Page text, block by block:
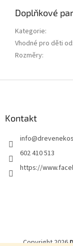
Doplňkové
Kategorie:
Vhodné pro děti od
Rozměry:
Kontakt
info@
602 410 513
https://
Copyright 2026